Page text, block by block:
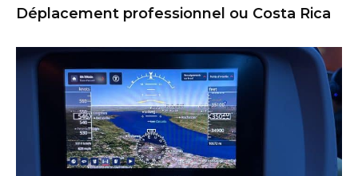
Déplacement professionnel ou Costa Rica